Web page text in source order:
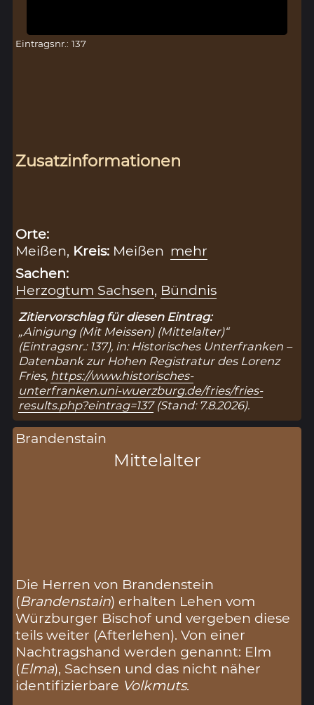
Eintragsnr.: 137
Zusatzinformationen
Orte:
Meißen, Kreis: Meißen mehr
Sachen:
Herzogtum Sachsen, Bündnis
Zitiervorschlag für diesen Eintrag:
„Ainigung (Mit Meissen) (Mittelalter)“
(Eintragsnr.: 137), in: Historisches Unterfranken –
Datenbank zur Hohen Registratur des Lorenz
Fries, https://www.historisches-
unterfranken.uni-wuerzburg.de/fries/fries-
results.php?eintrag=137(Stand: 7.8.2026).
Brandenstain
Mittelalter
Die Herren von Brandenstein
(Brandenstain) erhalten Lehen vom
Würzburger Bischof und vergeben diese
teils weiter (Afterlehen). Von einer
Nachtragshand werden genannt: Elm
(Elma), Sachsen und das nicht näher
identifizierbare Volkmuts.